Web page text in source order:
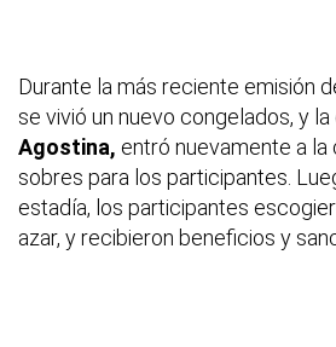
Durante la más reciente emisión
se vivió un nuevo congelados, y
Agostina, entró nuevamente a la
sobres para los participantes.
estadía, los participantes
azar, y recibieron beneficios y